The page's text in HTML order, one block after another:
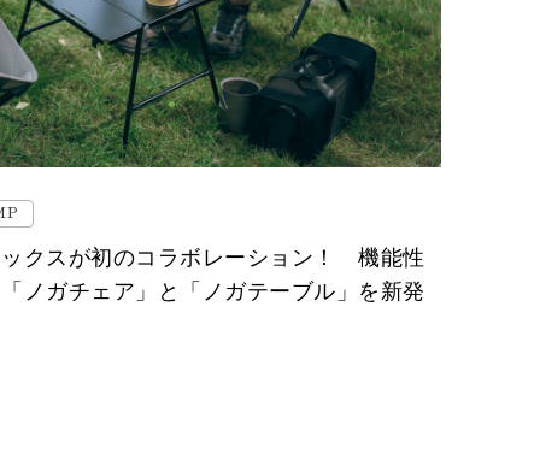
クスが初のコラボレーション！ 機能性
ノガチェア」と「ノガテーブル」を新発